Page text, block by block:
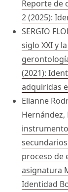
Reporte de
2 (2025):
SERGIO
siglo XXI y
(2021):
adquiridas
Elianne
Hernández,
proceso de
asignatura
Identidad